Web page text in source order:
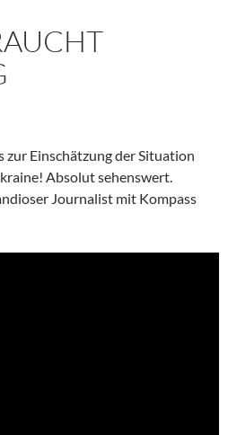
zur Einschätzung der Situation
Absolut sehenswert.
Journalist mit Kompass